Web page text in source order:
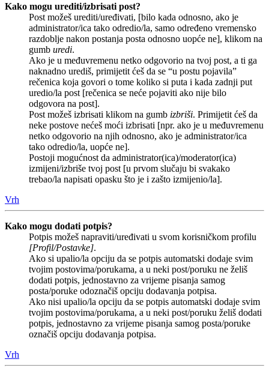
Kako mogu urediti/izbrisati post?
Post možeš urediti/uređivati, [bilo kada odnosno, ako je
administrator/ica tako odredio/la, samo određeno vremensko
razdoblje nakon postanja posta odnosno uopće ne], klikom na
gumb uredi.
Ako je u međuvremenu netko odgovorio na tvoj post, a ti ga
naknadno urediš, primijetit ćeš da se “u postu pojavila”
rečenica koja govori o tome koliko si puta i kada zadnji put
uredio/la post [rečenica se neće pojaviti ako nije bilo
odgovora na post].
Post možeš izbrisati klikom na gumb izbriši. Primijetit ćeš da
neke postove nećeš moći izbrisati [npr. ako je u međuvremenu
netko odgovorio na njih odnosno, ako je administrator/ica
tako odredio/la, uopće ne].
Postoji mogućnost da administrator(ica)/moderator(ica)
izmijeni/izbriše tvoj post [u prvom slučaju bi svakako
trebao/la napisati opasku što je i zašto izmijenio/la].
Vrh
Kako mogu dodati potpis?
Potpis možeš napraviti/uređivati u svom korisničkom profilu
[Profil/Postavke].
Ako si upalio/la opciju da se potpis automatski dodaje svim
tvojim postovima/porukama, a u neki post/poruku ne želiš
dodati potpis, jednostavno za vrijeme pisanja samog
posta/poruke odoznačiš opciju dodavanja potpisa.
Ako nisi upalio/la opciju da se potpis automatski dodaje svim
tvojim postovima/porukama, a u neki post/poruku želiš dodati
potpis, jednostavno za vrijeme pisanja samog posta/poruke
označiš opciju dodavanja potpisa.
Vrh